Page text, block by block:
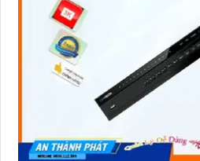
chính hãng với chiết khấu cao
đến với chúng tôi để trải
nhận được sự tư vấn chuyên
ninh cần thiết!"
Hy vọng những câu giới thiệu
công trong việc tiếp cận khách
hàng của bạn. Nếu có bất kỳ
khác, bạn có thể chia sẻ để tôi